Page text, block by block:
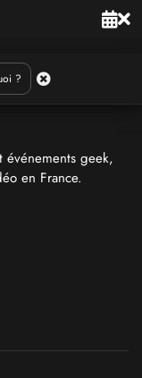
?
Soual
événements geek,
en France.